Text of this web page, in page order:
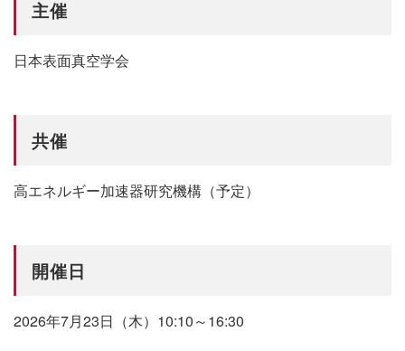
主催
日本表面真空学会
共催
高エネルギー加速器研究機構（予定）
開催日
2026年7月23日（木）10:10～16:30